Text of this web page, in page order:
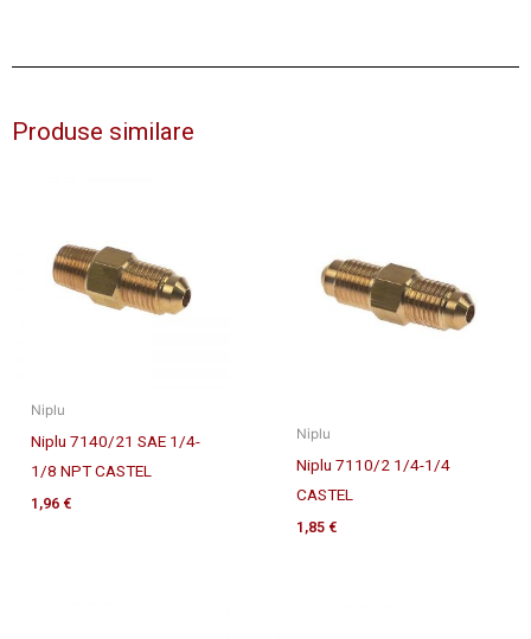
Produse similare
Niplu
Niplu 7140/21 SAE 1/4-
1/8 NPT CASTEL
1,96 €
Niplu
Niplu 7110/2 1/4-1/4
CASTEL
1,85 €